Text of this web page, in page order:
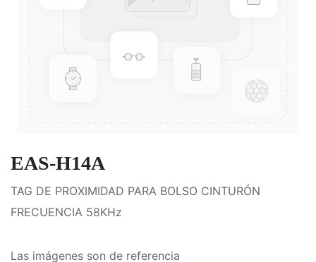
EAS-H14A
TAG DE PROXIMIDAD PARA BOLSO CINTURÓN
FRECUENCIA 58KHz
Las imágenes son de referencia